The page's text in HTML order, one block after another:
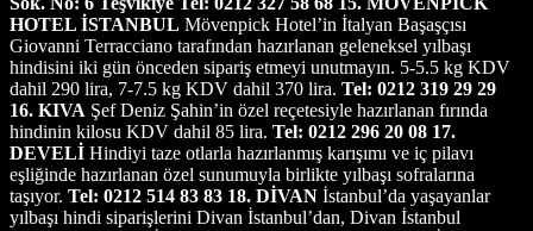
HOTEL İSTANBUL Mövenpick Hotel’in İtalyan Başaşçısı
Giovanni Terracciano tarafından hazırlanan geleneksel yılbaşı
hindisini iki gün önceden sipariş etmeyi unutmayın. 5-5.5 kg KDV
dahil 290 lira, 7-7.5 kg KDV dahil 370 lira. Tel: 0212 319 29 29
16. KIVA Şef Deniz Şahin’in özel reçetesiyle hazırlanan fırında
hindinin kilosu KDV dahil 85 lira. Tel: 0212 296 20 08 17.
DEVELİ Hindiyi taze otlarla hazırlanmış karışımı ve iç pilavı
eşliğinde hazırlanan özel sunumuyla birlikte yılbaşı sofralarına
taşıyor. Tel: 0212 514 83 83 18. DİVAN İstanbul’da yaşayanlar
yılbaşı hindi siparişlerini Divan İstanbul’dan, Divan İstanbul